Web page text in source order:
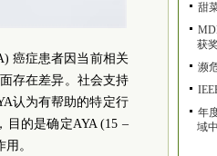
癌症患者因当前相关
存在差异。社会支持
认为有帮助的特定行
目的是确定AYA (15 –
。
甜
获
濒
年
域